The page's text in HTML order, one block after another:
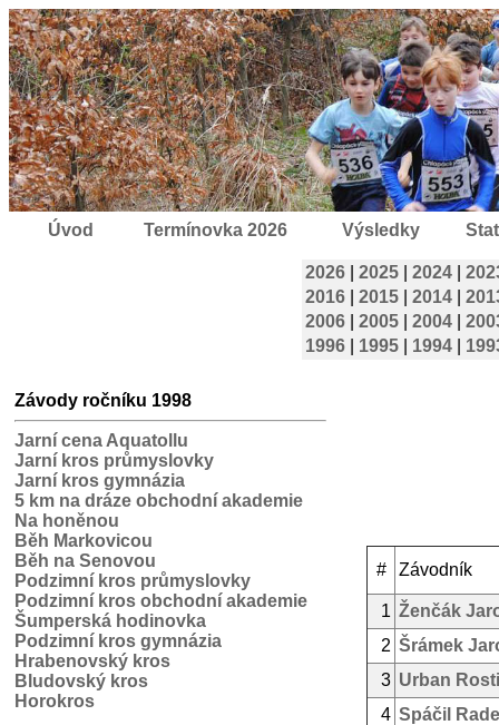
Úvod Termínovka 2026 Výsledky
2026 2025 2024
2016
2015 2014
2006
2005 2004
1996
1995 1994
Závody ročníku 1998
Jarní cena Aquatollu
Jarní kros průmyslovky
Jarní kros gymnázia
5 km na dráze obchodní akademie
Na honěnou
Běh Markovicou
Běh na Senovou
Podzimní kros průmyslovky
Podzimní kros obchodní akademie
Šumperská hodinovka
Podzimní kros gymnázia
Hrabenovský kros
Bludovský kros
Horokros
# Závodník
1 Ženčák
2 Šrámek
3 Urban
4 Spáčil